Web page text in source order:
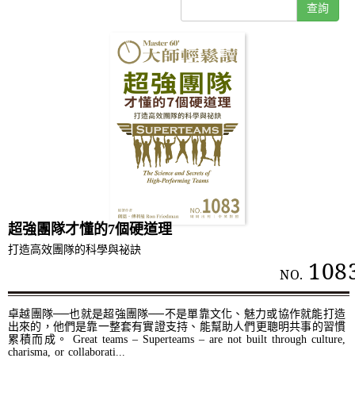
查詢
超強團隊才懂的7個硬道理
打造高效團隊的科學與祕訣
NO.
卓越團隊──也就是超強團隊──不是單靠文化、魅力或協作就能打造
出來的，他們是靠一整套有實證支持、能幫助人們更聰明共事的習慣
累積而成。 Great teams – Superteams – are not built through culture,
charisma, or collaborati...